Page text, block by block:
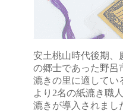
安土桃山時代後期、
の郷士であった野呂
漉きの里に適してい
より2名の紙漉き職
漉きが導入されまし